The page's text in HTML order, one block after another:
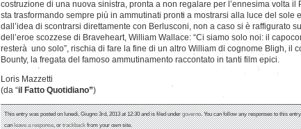
costruzione di una nuova sinistra, pronta a non regalare per l’ennesima volta il
sta trasformando sempre più in ammutinati pronti a mostrarsi alla luce del sole
dall’idea di scontrarsi direttamente con Berlusconi, non a caso si è raffigurato
dell’eroe scozzese di Braveheart, William Wallace: “Ci siamo solo noi: il
resterà uno solo”, rischia di fare la fine di un altro William di cognome Bligh, il
Bounty, la fregata del famoso ammutinamento raccontato in tanti film epici.
Loris Mazzetti
(da “il Fatto Quotidiano”)
This entry was posted on lunedì, Giugno 3rd, 2013 at 12:30 and is filed undergoverno. You can follow any responses to this
canleave a response, ortrackbackfrom your own site.